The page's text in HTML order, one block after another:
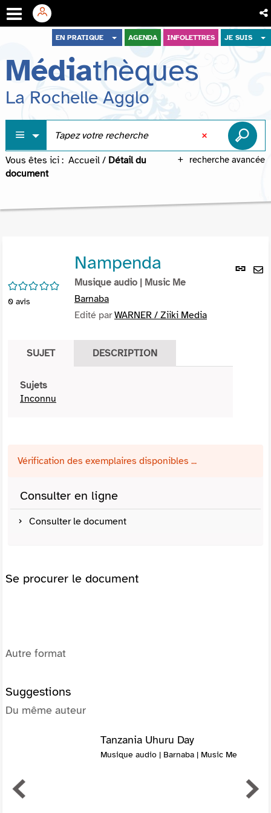
menu
contenu
recherche
EN PRATIQUE AGENDA INFOLETTRES JE SUIS
Médiathèques
La Rochelle Agglo
recherche avancée
Vous êtes ici : Accueil / Détail du
document
Lien
/5
0 avis
Nampenda
Musique audio | Music Me
Barnaba
Edité parWARNER / Ziiki Media
SUJET DESCRIPTION
Sujets
Inconnu
Vérification des exemplaires disponibles ...
Consulter en ligne
Consulter le document
Se procurer le document
Autre format
Suggestions
Du même auteur
Tanzania Uhuru Day
Musique audio | Barnaba | Music Me